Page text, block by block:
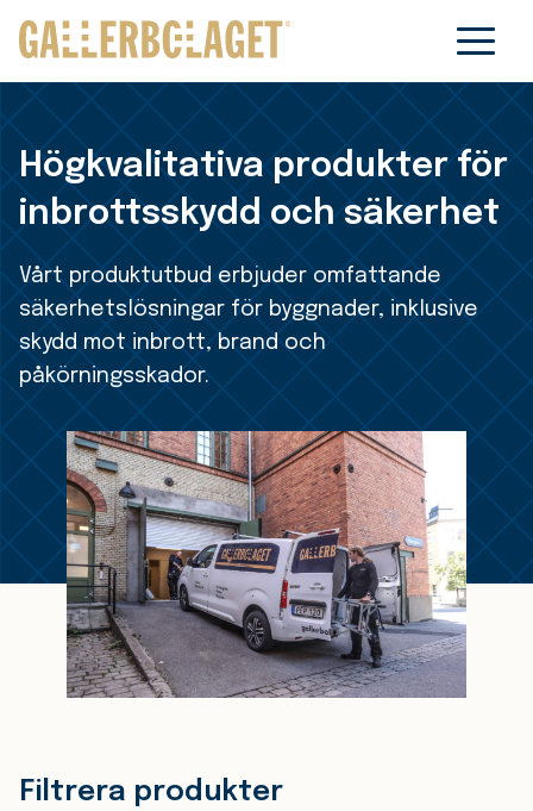
Högkvalitativa produkter för
inbrottsskydd och säkerhet
Vårt produktutbud erbjuder omfattande
säkerhetslösningar för byggnader, inklusive
skydd mot inbrott, brand och
påkörningsskador.
Filtrera produkter